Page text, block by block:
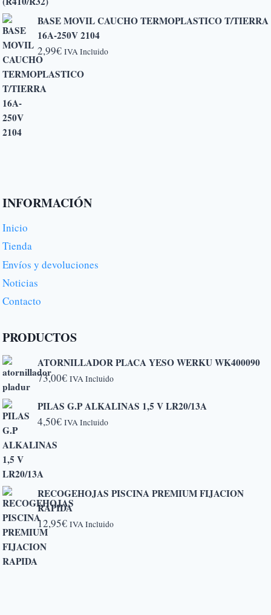
BASE MOVIL CAUCHO TERMOPLASTICO T/TIERRA
16A-250V 2104
2,99€ IVA Incluido
INFORMACIÓN
Inicio
Tienda
Envíos y devoluciones
Noticias
Contacto
PRODUCTOS
ATORNILLADOR PLACA YESO WERKU WK400090
73,00€ IVA Incluido
PILAS G.P ALKALINAS 1,5 V LR20/13A
4,50€ IVA Incluido
RECOGEHOJAS PISCINA PREMIUM FIJACION
RAPIDA
12,95€ IVA Incluido